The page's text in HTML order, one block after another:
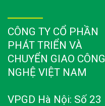
CÔNG TY CỔ PHẦN
PHÁT TRIỂN VÀ
CHUYỂN GIAO CÔNG
NGHỆ VIỆT NAM
VPGD Hà Nội: Số 23